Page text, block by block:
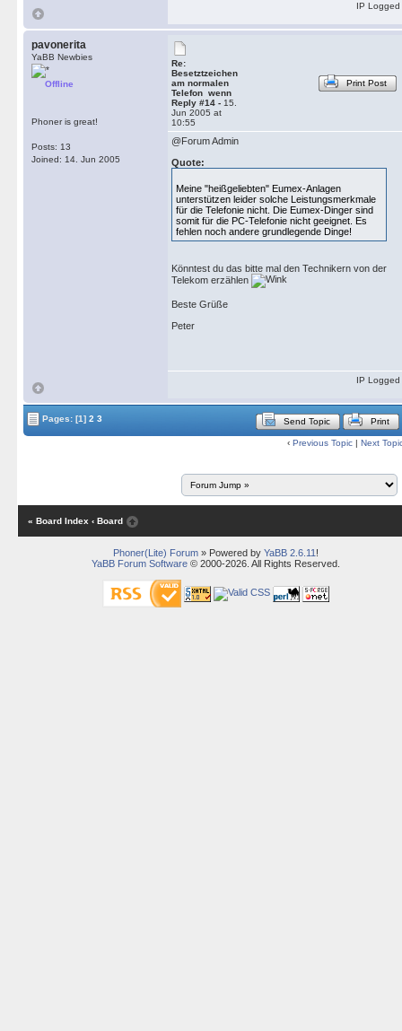
IP Logged
pavonerita
YaBB Newbies
Offline
Phoner is great!
Posts: 13
Joined: 14. Jun 2005
Re:
Besetztzeichen
am normalen
Telefon wenn
Reply #14 - 15.
Jun 2005 at
10:55
Print Post
@Forum Admin
Quote:
Meine "heißgeliebten" Eumex-Anlagen
unterstützen leider solche Leistungsmerkmale
für die Telefonie nicht. Die Eumex-Dinger sind
somit für die PC-Telefonie nicht geeignet. Es
fehlen noch andere grundlegende Dinge!
Könntest du das bitte mal den Technikern von der
Telekom erzählen
Beste Grüße
Peter
IP Logged
Pages: [1] 2 3 Send Topic Print
‹ Previous Topic | Next
« Board Index ‹ Board
Phoner(Lite) Forum» Powered by YaBB 2.6.11 !
YaBB Forum Software© 2000-2026. All Rights Reserved.